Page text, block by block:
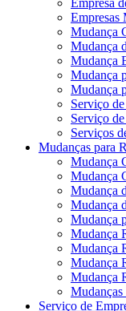
Empresa
Empresas
Mudança
Mudança
Mudança
Mudança
Mudança
Serviço
Serviço
Serviços
Mudanças para
Mudança
Mudança
Mudança
Mudança
Mudança
Mudança
Mudança
Mudança
Mudança
Mudanças
Serviço de